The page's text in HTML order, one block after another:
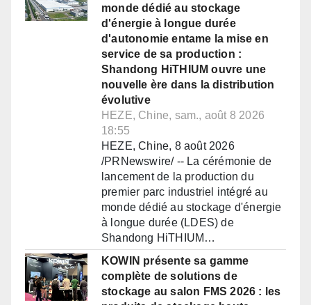
monde dédié au stockage
d'énergie à longue durée
d'autonomie entame la mise en
service de sa production :
Shandong HiTHIUM ouvre une
nouvelle ère dans la distribution
évolutive
HEZE, Chine, sam., août 8 2026
18:55
HEZE, Chine, 8 août 2026
/PRNewswire/ -- La cérémonie de
lancement de la production du
premier parc industriel intégré au
monde dédié au stockage d'énergie
à longue durée (LDES) de
Shandong HiTHIUM…
KOWIN présente sa gamme
complète de solutions de
stockage au salon FMS 2026 : les